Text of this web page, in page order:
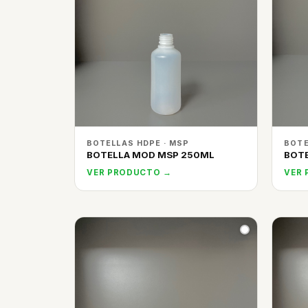
BOTELLAS HDPE · MSP
BOTELLA MOD MSP 250ML
VER PRODUCTO → VER